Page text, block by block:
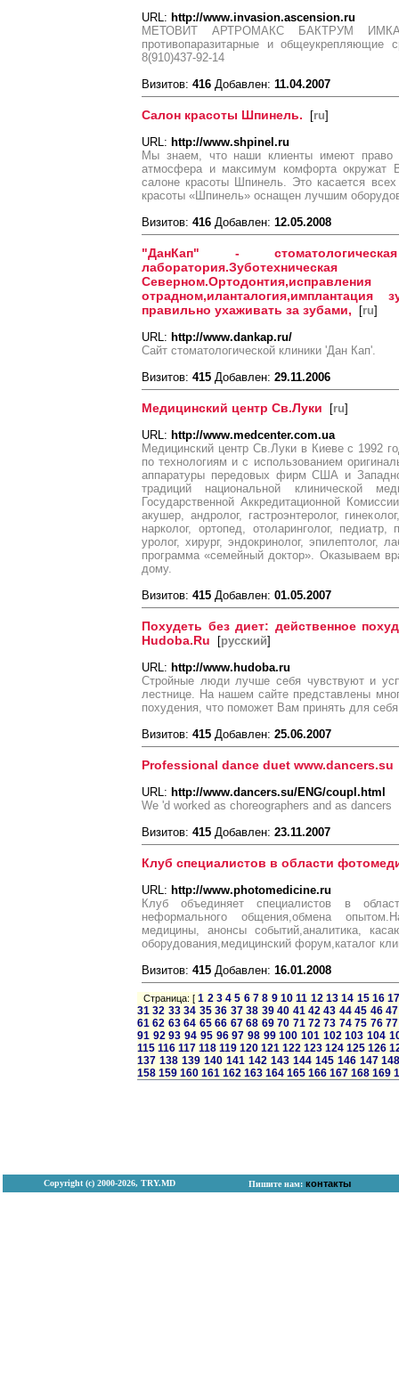
URL: http://www.invasion.ascension.ru
МЕТОВИТ АРТРОМАКС БАКТРУМ
противопаразитарные и общеукрепляющие
8(910)437-92-14
Визитов: 416 Добавлен: 11.04.2007
Салон красоты Шпинель. [ru]
URL: http://www.shpinel.ru
Мы знаем, что наши клиенты имеют право
атмосфера и максимум комфорта окружат
cалоне красоты Шпинель. Это касается
красоты «Шпинель» оснащен лучшим
Визитов: 416 Добавлен: 12.05.2008
"ДанКап" - стоматологическая
отрадном,иланталогия,имплантация
правильно ухаживать за зубами, [ru]
URL: http://www.dankap.ru/
Сайт стоматологической клиники 'Дан Кап'.
Визитов: 415 Добавлен: 29.11.2006
Медицинский центр Св.Луки [ru]
URL: http://www.medcenter.com.ua
Медицинский центр Св.Луки в Киеве с 1992
по технологиям и с использованием
аппаратуры передовых фирм США и
традиций национальной клинической
Государственной Аккредитационной
акушер, андролог, гастроэнтеролог,
нарколог, ортопед, отоларинголог, педиатр,
уролог, хирург, эндокринолог, эпилептолог,
программа «семейный доктор». Оказываем
дому.
Визитов: 415 Добавлен: 01.05.2007
Похудеть без диет: действенное
Hudoba.Ru [русский]
URL: http://www.hudoba.ru
Стройные люди лучше себя чувствуют и
лестнице. На нашем сайте представлены
похудения, что поможет Вам принять для
Визитов: 415 Добавлен: 25.06.2007
Professional dance duet www.dancers.su
URL: http://www.dancers.su/ENG/coupl.html
We 'd worked as choreographers and as dancers
Визитов: 415 Добавлен: 23.11.2007
Клуб специалистов в области
URL: http://www.photomedicine.ru
Клуб объединяет специалистов в
неформального общения,обмена
медицины, анонсы событий,аналитика,
оборудования,медицинский форум,каталог
Визитов: 415 Добавлен: 16.01.2008
Страница: [1 2 3 4 5 6 7 8 9 10 11 12 13 14 15 16
31 32 33 34 35 36 37 38 39 40 41 42 43 44 45 46 47
61 62 63 64 65 66 67 68 69 70 71 72 73 74 75 76 77
91 92 93 94 95 96 97 98 99 100 101 102 103 104
115 116 117 118 119 120 121 122 123 124 125 126
137 138 139 140 141 142 143 144 145 146 147
158 159 160 161 162 163 164 165 166 167 168 169
Copyright (с) 2000-2026, TRY.MD Пишите нам: контакты